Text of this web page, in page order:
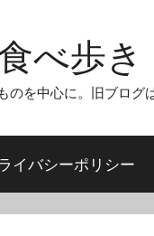
べ歩き
のを中心に。旧ブロ
イバシーポリシー